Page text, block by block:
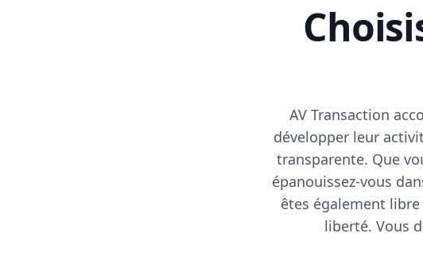
AV Transaction
développer leur
transparente. Que
épanouissez-vous
êtes également
liberté. Vous